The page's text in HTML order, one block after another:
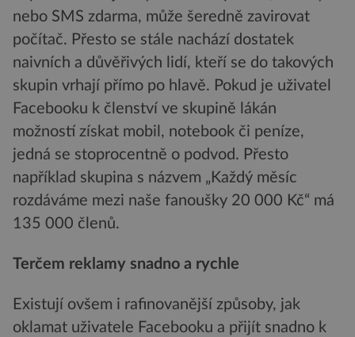
nebo SMS zdarma, může šeredně zavirovat
počítač. Přesto se stále nachází dostatek
naivních a důvěřivých lidí, kteří se do takových
skupin vrhají přímo po hlavě. Pokud je uživatel
Facebooku k členství ve skupině lákán
možností získat mobil, notebook či peníze,
jedná se stoprocentně o podvod. Přesto
například skupina s názvem „Každý měsíc
rozdáváme mezi naše fanoušky 20 000 Kč“ má
135 000 členů.
Terčem reklamy snadno a rychle
Existují ovšem i rafinovanější způsoby, jak
oklamat uživatele Facebooku a přijít snadno k